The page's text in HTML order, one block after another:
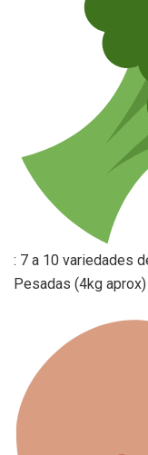
: 7 a 10 variedades
Pesadas (4kg aprox)